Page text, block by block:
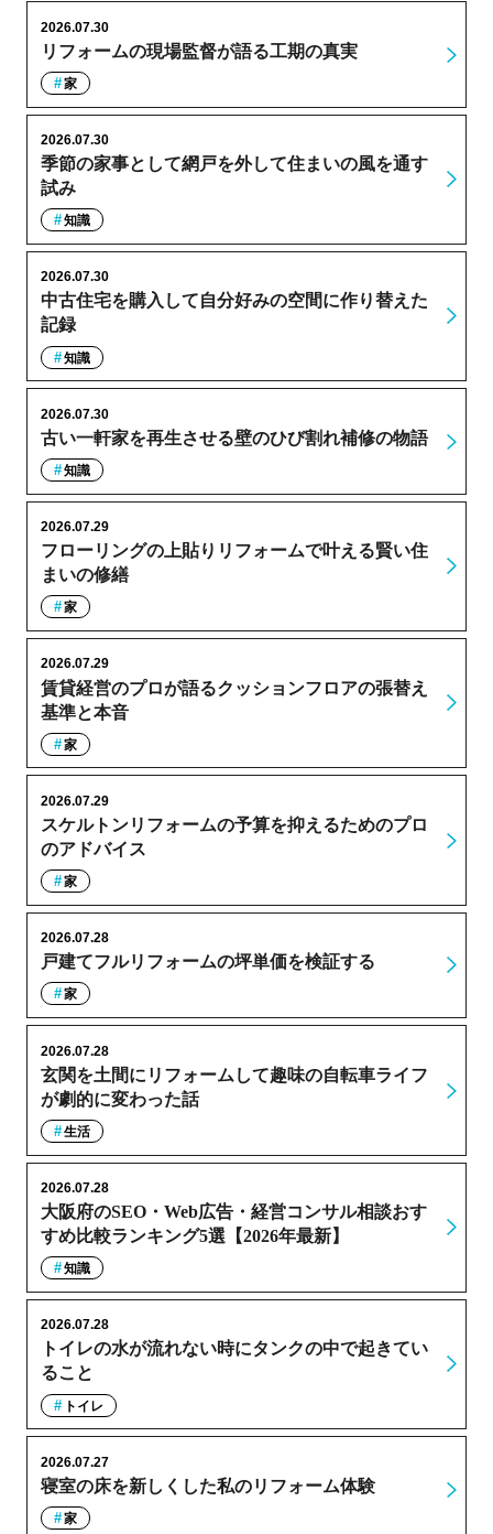
リフォームの現場監督が語る工期の真実
2026.07.30
家
季節の家事として網戸を外して住まいの風を通す
試み
2026.07.30
知識
中古住宅を購入して自分好みの空間に作り替えた
記録
2026.07.30
知識
古い一軒家を再生させる壁のひび割れ補修の物語
2026.07.30
知識
フローリングの上貼りリフォームで叶える賢い住
まいの修繕
2026.07.29
家
賃貸経営のプロが語るクッションフロアの張替え
基準と本音
2026.07.29
家
スケルトンリフォームの予算を抑えるためのプロ
のアドバイス
2026.07.29
家
戸建てフルリフォームの坪単価を検証する
2026.07.28
家
玄関を土間にリフォームして趣味の自転車ライフ
が劇的に変わった話
2026.07.28
生活
大阪府のSEO・Web広告・経営コンサル相談おす
すめ比較ランキング5選【2026年最新】
2026.07.28
知識
トイレの水が流れない時にタンクの中で起きてい
ること
2026.07.28
トイレ
寝室の床を新しくした私のリフォーム体験
2026.07.27
家